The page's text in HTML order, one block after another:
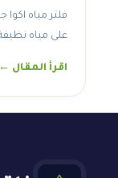
فلتر مياه
على مياه
اقرأ المقال ←